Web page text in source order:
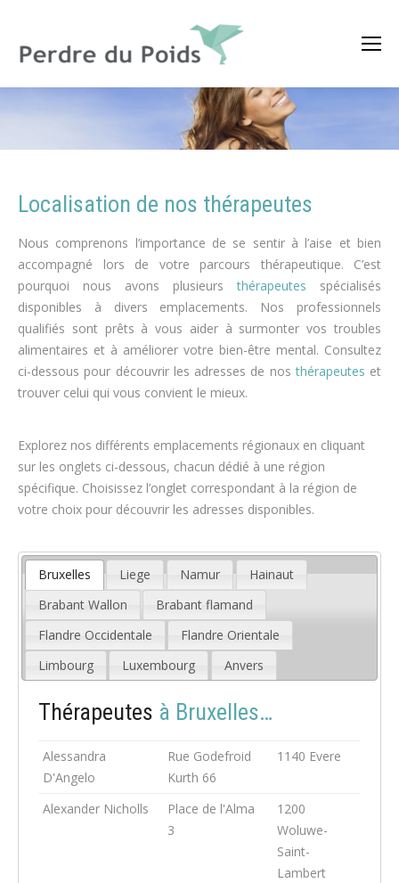
Localisation de nos thérapeutes
Nous comprenons l’importance de se sentir à l’aise et bien
accompagné lors de votre parcours thérapeutique. C’est
pourquoi nous avons plusieursthérapeutes spécialisés
disponibles à divers emplacements. Nos professionnels
qualifiés sont prêts à vous aider à surmonter vos troubles
alimentaires et à améliorer votre bien-être mental. Consultez
ci-dessous pour découvrir les adresses de nosthérapeutes et
trouver celui qui vous convient le mieux.
Explorez nos différents emplacements régionaux en cliquant
sur les onglets ci-dessous, chacun dédié à une région
spécifique. Choisissez l’onglet correspondant à la région de
votre choix pour découvrir les adresses disponibles.
Bruxelles Liege Namur
Hainaut
Brabant Wallon
Brabant flamand
Flandre Occidentale
Flandre Orientale
Limbourg
Luxembourg Anvers
Thérapeutes à Bruxelles…
Alessandra
D'Angelo
Rue Godefroid
Kurth 66
1140 Evere
Alexander Nicholls
Place de l'Alma
3
1200
Woluwe-
Saint-
Lambert